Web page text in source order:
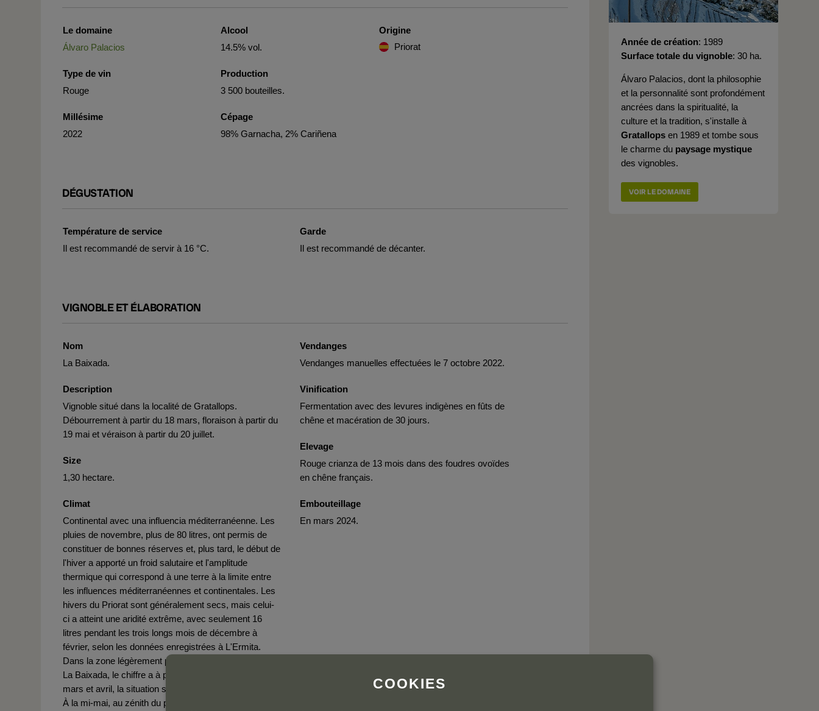
Le domaine
Álvaro Palacios
Type de vin
Rouge
Millésime
2022
Alcool
14.5% vol.
Production
3 500 bouteilles.
Cépage
98% Garnacha, 2% Cariñena
Origine
Priorat
DÉGUSTATION
Température de service
Il est recommandé de servir à 16 °C.
Garde
Il est recommandé de décanter.
VIGNOBLE ET ÉLABORATION
Nom
La Baixada.
Description
Vignoble situé dans la localité de Gratallops.
Débourrement à partir du 18 mars, floraison à partir du
19 mai et véraison à partir du 20 juillet.
Size
1,30 hectare.
Climat
Continental avec una influencia méditerranéenne. Les
pluies de novembre, plus de 80 litres, ont permis de
constituer de bonnes réserves et, plus tard, le début de
l'hiver a apporté un froid salutaire et l'amplitude
thermique qui correspond à une terre à la limite entre
les influences méditerranéennes et continentales. Les
hivers du Priorat sont généralement secs, mais celui-
ci a atteint une aridité extrême, avec seulement 16
litres pendant les trois longs mois de décembre à
février, selon les données enregistrées à L'Ermita.
Dans la zone légèrement plus au sud de Finca Dofí et
La Baixada, le chiffre a à peine atteint 10 litres. En
mars et avril, la situation s'est quelque peu normalisée.
À la mi-mai, au zénith du printemps, ce millésime s'est
Vendanges
Vendanges manuelles effectuées le 7 octobre 2022.
Vinification
Fermentation avec des levures indigènes en fûts de
chêne et macération de 30 jours.
Elevage
Rouge crianza de 13 mois dans des foudres ovoïdes
en chêne français.
Embouteillage
En mars 2024.
Année de création 1989
Surface totale du vignoble 30 ha.
Álvaro Palacios, dont la philosophie
et la personnalité sont profondément
ancrées dans la spiritualité, la
culture et la tradition, s'installe à
Gratallops en 1989 et tombe sous
le charme du paysage mystique
des vignobles.
VOIR LE DOMAINE
COOKIES